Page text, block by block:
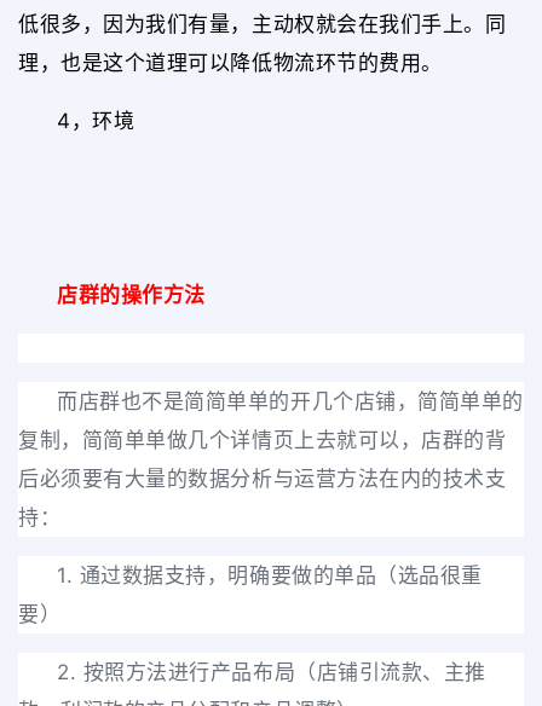
低很多，因为我们有量，主动权就会在我们手上。同
理，也是这个道理可以降低物流环节的费用。
4，环境
店群的操作方法
而店群也不是简简单单的开几个店铺，简简单单的
复制，简简单单做几个详情页上去就可以，店群的背
后必须要有大量的数据分析与运营方法在内的技术支
持：
1. 通过数据支持，明确要做的单品（选品很重
要）
2. 按照方法进行产品布局（店铺引流款、主推